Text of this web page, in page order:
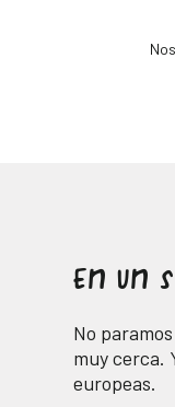
En un
No
muy cerca.
europeas.